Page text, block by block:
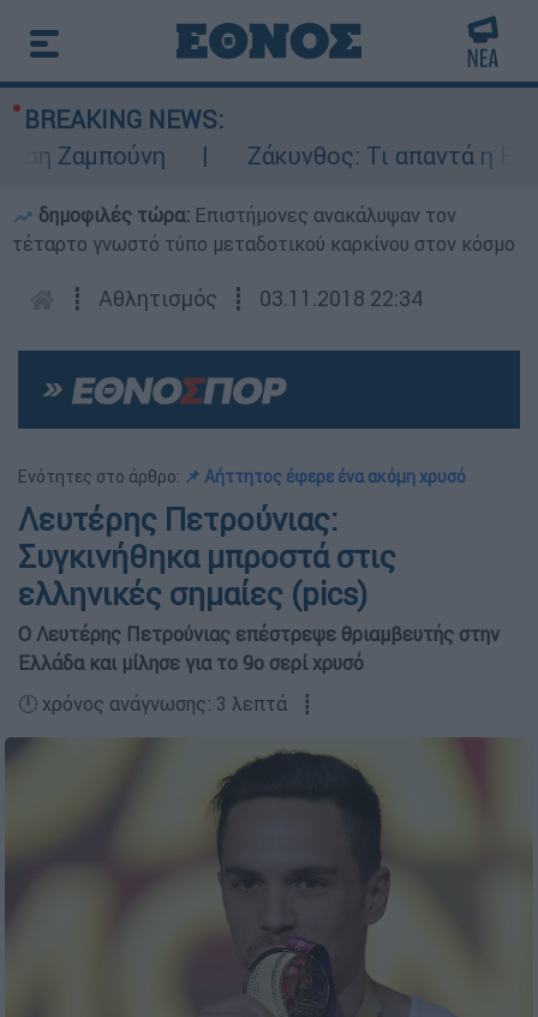
BREAKING NEWS:
Ζάκυνθος: Τι απαντά η ΕΛΑΣ
δημοφιλές τώρα: Επιστήμονες ανακάλυψαν τον
τέταρτο γνωστό τύπο μεταδοτικού καρκίνου στον κόσμο
┋ Αθλητισμός ┋ 03.11.2018 22:34
Ενότητες στο άρθρο: 📌 Αήττητος έφερε ένα ακόμη χρυσό
Λευτέρης Πετρούνιας:
Συγκινήθηκα μπροστά στις
ελληνικές σημαίες (pics)
Ο Λευτέρης Πετρούνιας επέστρεψε θριαμβευτής στην
Ελλάδα και μίλησε για το 9ο σερί χρυσό
🕛 χρόνος ανάγνωσης: 3 λεπτά ┋